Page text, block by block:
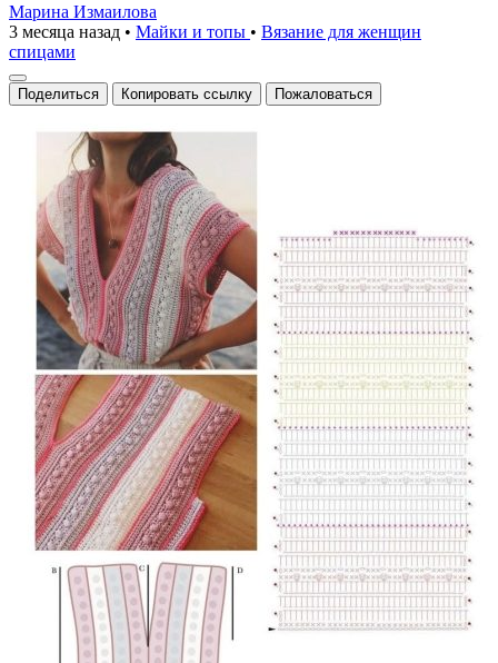
Марина Измаилова
3 месяца назад • Майки и топы • Вязание для женщин
спицами
Поделиться Копировать ссылку Пожаловаться